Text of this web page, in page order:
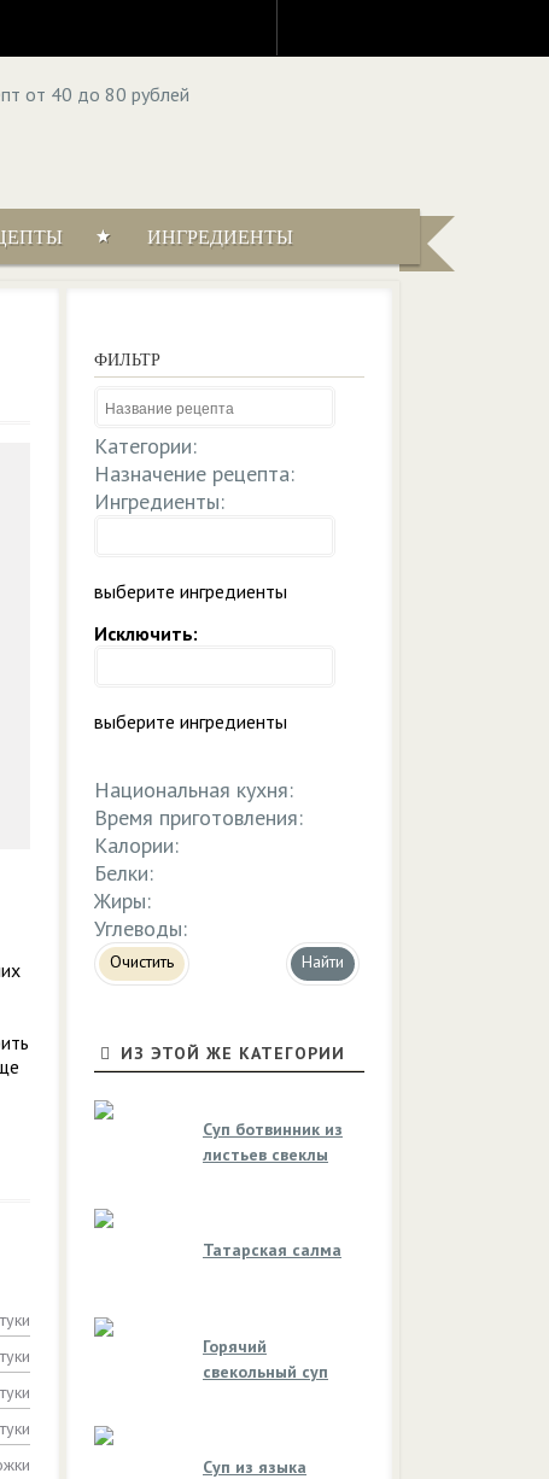
ИНГРЕДИЕНТЫ
ФИЛЬТР
Категории:
Назначение рецепта:
Ингредиенты:
выберите ингредиенты
Исключить:
выберите ингредиенты
Национальная кухня:
Время приготовления:
Калории:
Белки:
Жиры:
Углеводы:
Очистить
ИЗ ЭТОЙ ЖЕ КАТЕГОРИИ
Суп ботвинник из
листьев свеклы
Татарская салма
Горячий
свекольный суп
Суп из языка